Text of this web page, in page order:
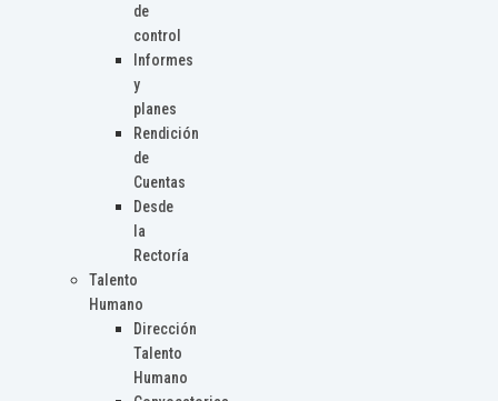
de
control
Informes
y
planes
Rendición
de
Cuentas
Desde
la
Rectoría
Talento
Humano
Dirección
Talento
Humano